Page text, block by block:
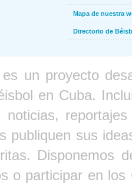
Mapa de nuestra
Directorio de
es un proyecto
en Cuba.
noticias,
publiquen sus
Disponemos
o participar en